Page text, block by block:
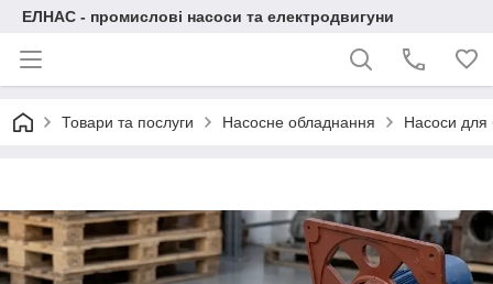
ЕЛНАС - промислові насоси та електродвигуни
Товари та послуги Насосне обладнання Насоси для